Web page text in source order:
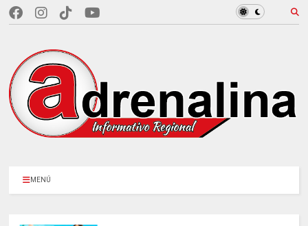
MENÚ